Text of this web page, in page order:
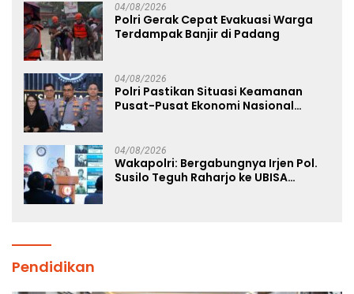
04/08/2026
Polri Gerak Cepat Evakuasi Warga
Terdampak Banjir di Padang
04/08/2026
Polri Pastikan Situasi Keamanan
Pusat-Pusat Ekonomi Nasional
04/08/2026
Wakapolri: Bergabungnya Irjen Pol.
Susilo Teguh Raharjo ke UBISA
Pendidikan